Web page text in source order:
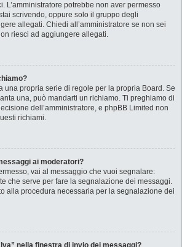
L’amministratore potrebbe non aver permesso
scrivendo, oppure solo il gruppo degli
allegati. Chiedi all’amministratore se non sei
riesci ad aggiungere allegati.
una propria serie di regole per la propria Board. Se
una, può mandarti un richiamo. Ti preghiamo di
dell’amministratore, e phpBB Limited non
richiami.
ai moderatori?
vai al messaggio che vuoi segnalare:
che serve per fare la segnalazione dei messaggi.
alla procedura necessaria per la segnalazione dei
nella finestra di invio dei messaggi?